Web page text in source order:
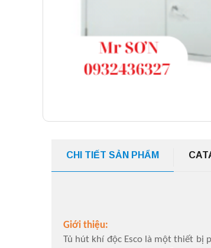
CHI TIẾT SẢN PHẨM
Giới thiệu:
Tủ hút khí độc Esco là một thiết bị